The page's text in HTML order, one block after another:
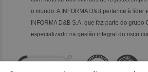
o mundo. A INFORMA D&B pertence à líder
INFORMA D&B S.A. que faz parte do grupo
especializado na gestão integral do risco